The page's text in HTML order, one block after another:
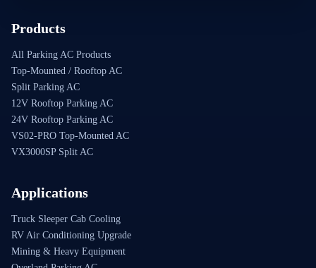
Products
All Parking AC Products
Top-Mounted / Rooftop AC
Split Parking AC
12V Rooftop Parking AC
24V Rooftop Parking AC
VS02-PRO Top-Mounted AC
VX3000SP Split AC
Applications
Truck Sleeper Cab Cooling
RV Air Conditioning Upgrade
Mining & Heavy Equipment